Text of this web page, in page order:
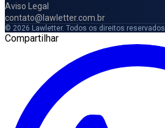
Aviso Legal
contato@lawletter.com.br
© 2026 Lawletter. Todos os direitos reservados.
Compartilhar